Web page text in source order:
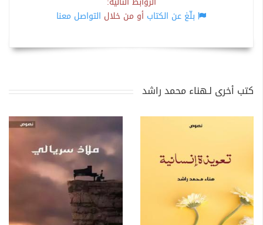
بلّغ عن الكتاب أو من خلال التواصل معنا
كتب أخرى لـهناء محمد راشد